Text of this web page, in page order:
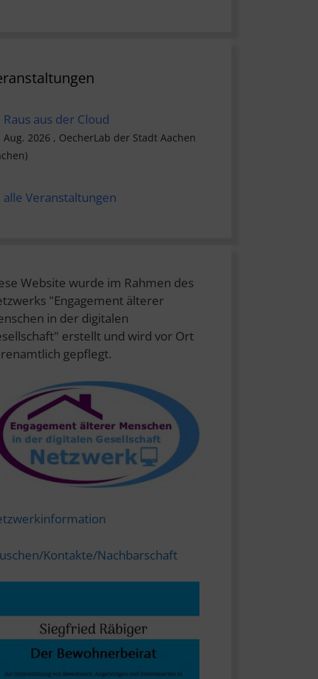
Raus aus der Cloud
Aug. 2026 , OecherLab der Stadt Aachen
alle Veranstaltungen
Website wurde im Rahmen des
"Engagement älterer
in der digitalen
erstellt und wird vor Ort
gepflegt.
Kontakte/Nachbarschaft